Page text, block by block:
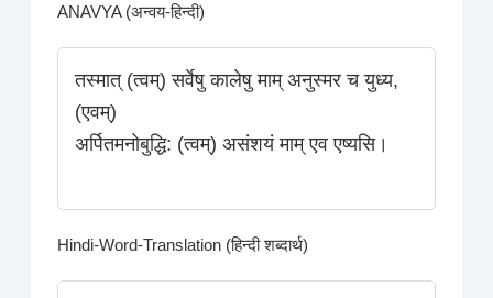
ANAVYA (अन्वय-हिन्दी)
तस्मात्‌ (त्वम्) सर्वेषु कालेषु माम्‌ अनुस्मर च युध्य,
(एवम्)
अर्पितमनोबुद्धि: (त्वम्) असंशयं माम् एव एष्यसि।
Hindi-Word-Translation (हिन्दी शब्दार्थ)